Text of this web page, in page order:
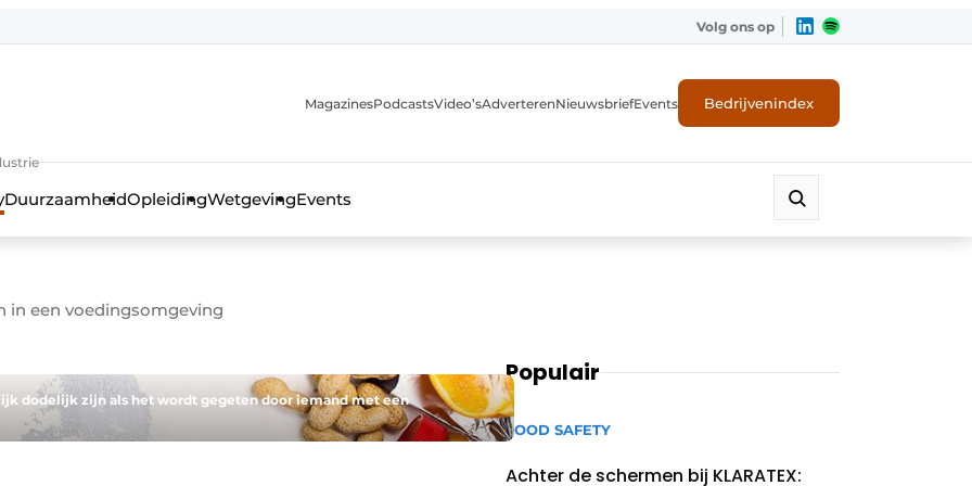
Volg ons op
MagazinesPodcastsVideo’sAdverterenNieuwsbriefEvents Bedrijvenindex
DuurzaamheidOpleidingWetgevingEvents
in een voedingsomgeving
dodelijk zijn als het wordt gegeten door iemand met een
Populair
FOOD SAFETY
Achter de schermen bij KLARATEX: